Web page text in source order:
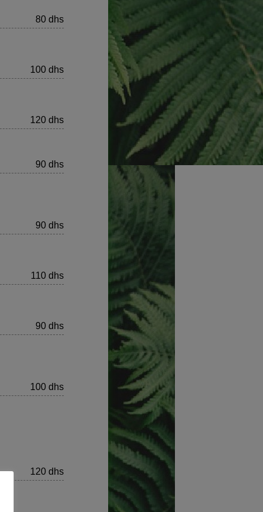
80 dhs
100 dhs
120 dhs
90 dhs
90 dhs
110 dhs
90 dhs
100 dhs
120 dhs